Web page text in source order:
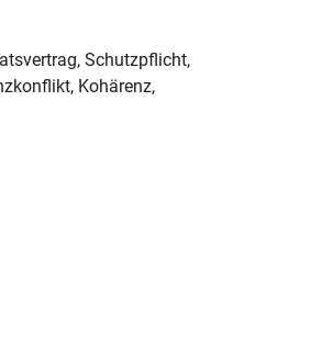
Schutzpflicht,
Kohärenz,